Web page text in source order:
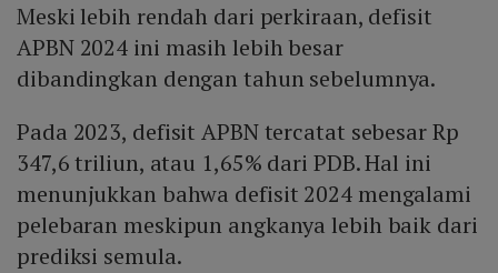
Meski lebih rendah dari perkiraan, defisit
APBN 2024 ini masih lebih besar
dibandingkan dengan tahun sebelumnya.
Pada 2023, defisit APBN tercatat sebesar Rp
347,6 triliun, atau 1,65% dari PDB. Hal ini
menunjukkan bahwa defisit 2024 mengalami
pelebaran meskipun angkanya lebih baik dari
prediksi semula.